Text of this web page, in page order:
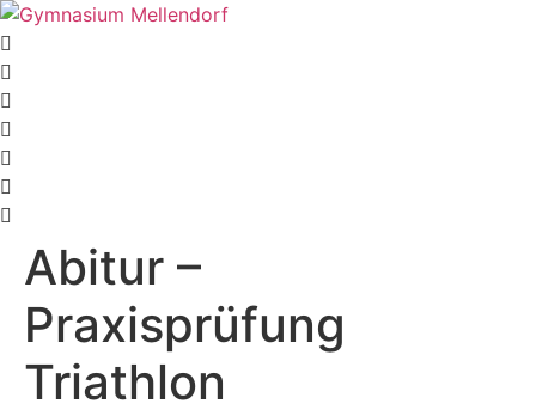
Abitur –
Praxisprüfung
Triathlon